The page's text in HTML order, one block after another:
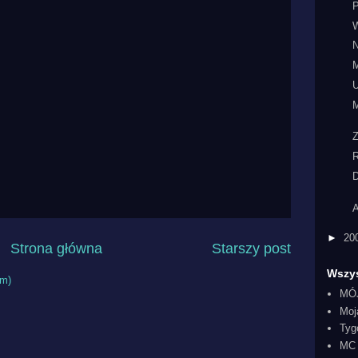
Starszy post
Strona główna
►